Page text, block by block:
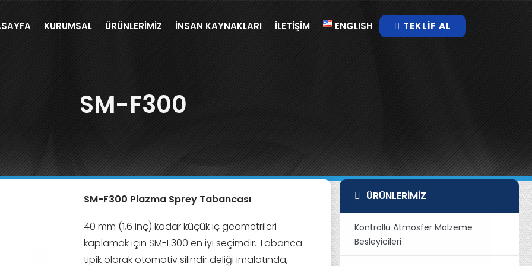
KURUMSAL ÜRÜNLERIMIZ İNSAN KAYNAKLARI İLETIŞIM ENGLISH TEKLIF AL
SM-F300
SM-F300 Plazma Sprey Tabancası
40 mm (1,6 inç) kadar küçük iç geometrileri
kaplamak için SM-F300 en iyi seçimdir. Tabanca
tipik olarak otomotiv silindir deliği imalatında,
ÜRÜNLERIMIZ
Kontrollü Atmosfer Malzeme
Besleyicileri